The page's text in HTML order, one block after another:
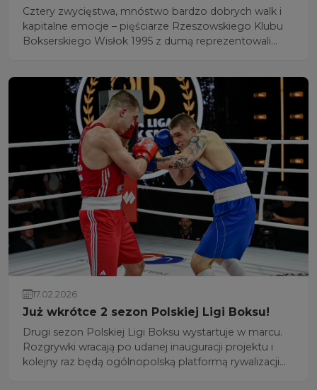
Cztery zwycięstwa, mnóstwo bardzo dobrych walk i
kapitalne emocje – pięściarze Rzeszowskiego Klubu
Bokserskiego Wisłok 1995 z dumą reprezentowali
17.02.2026
Już wkrótce 2 sezon Polskiej Ligi Boksu!
Drugi sezon Polskiej Ligi Boksu wystartuje w marcu.
Rozgrywki wracają po udanej inauguracji projektu i
kolejny raz będą ogólnopolską platformą rywalizacji